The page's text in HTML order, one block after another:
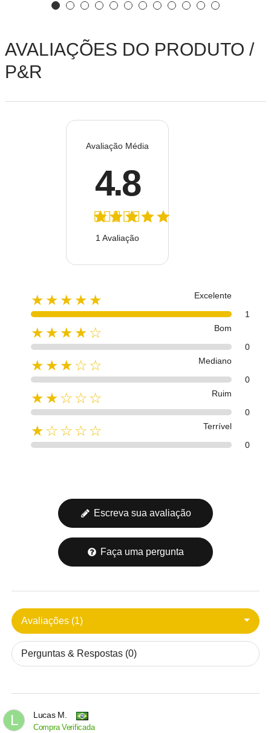
AVALIAÇÕES DO PRODUTO /
P&R
Avaliação Média
4.8
1 Avaliação
★★★★★
Excelente
1
★★★★☆
Bom
0
★★★☆☆
Mediano
0
★★☆☆☆
Ruim
0
★☆☆☆☆
Terrível
0
Escreva sua avaliação
Faça uma pergunta
Avaliações (1)
Perguntas & Respostas (0)
L Lucas M.
Compra Verificada